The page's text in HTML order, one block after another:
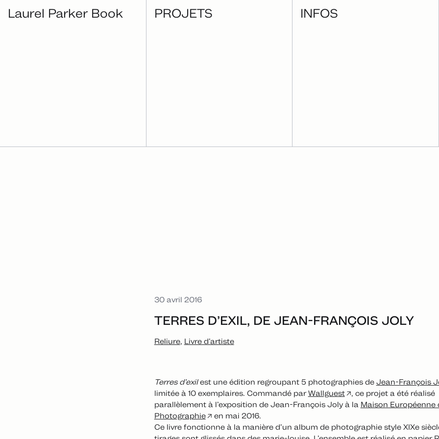
Laurel Parker Book PROJETS INFOS
30 avril 2016
TERRES D’EXIL, DE JEAN-FRANÇOIS JOLY
Reliure Livre d’artiste
Terres d’exilest une édition regroupant 5 photographies de Jean-François
limitée à 10 exemplaires. Commandé parWallguest
, ce projet a été réalisé
parallèlement à l’exposition de Jean-François Joly à la Maison Européenne
Photographie
en mai 2016.
Ce livre fonctionne à la manière d’un album de photographie style XIXe